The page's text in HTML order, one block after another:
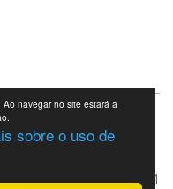
Ao navegar no site estará a
sobre o uso de
no fundo da página.
Festivais de Verão 2021